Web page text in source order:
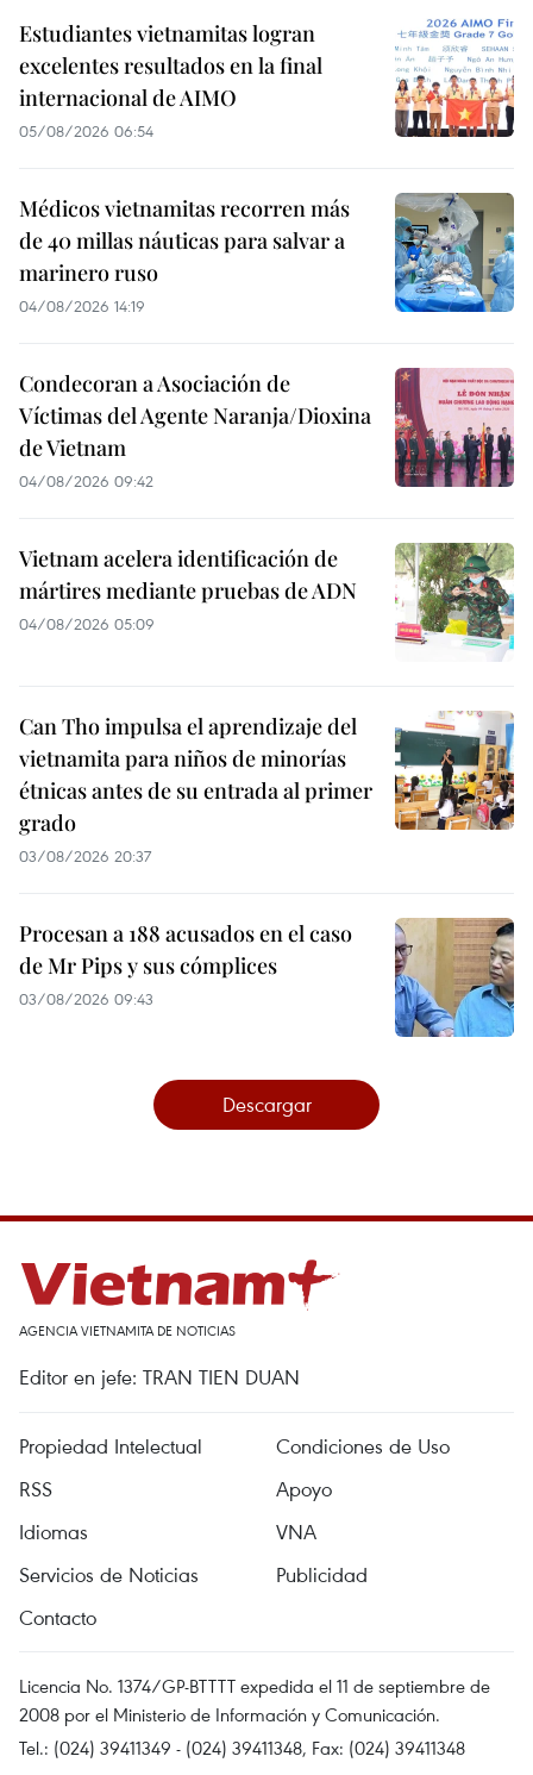
Estudiantes vietnamitas logran
excelentes resultados en la final
internacional de AIMO
05/08/2026 06:54
Médicos vietnamitas recorren más
de 40 millas náuticas para salvar a
marinero ruso
04/08/2026 14:19
Condecoran a Asociación de
Víctimas del Agente Naranja/Dioxina
de Vietnam
04/08/2026 09:42
Vietnam acelera identificación de
mártires mediante pruebas de ADN
04/08/2026 05:09
Can Tho impulsa el aprendizaje del
vietnamita para niños de minorías
étnicas antes de su entrada al primer
grado
03/08/2026 20:37
Procesan a 188 acusados en el caso
de Mr Pips y sus cómplices
03/08/2026 09:43
Descargar
AGENCIA VIETNAMITA DE NOTICIAS
Editor en jefe: TRAN TIEN DUAN
Propiedad Intelectual
Condiciones de Uso
RSS
Apoyo
Idiomas
VNA
Servicios de Noticias
Publicidad
Contacto
Licencia No. 1374/GP-BTTTT expedida el 11 de septiembre de
2008 por el Ministerio de Información y Comunicación.
Tel.: (024) 39411349 - (024) 39411348, Fax: (024) 39411348